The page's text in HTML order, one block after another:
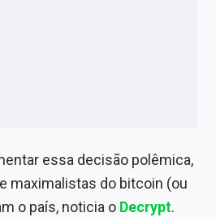
essa decisão polêmica,
maximalistas do bitcoin (ou
o país, noticia o Decrypt.